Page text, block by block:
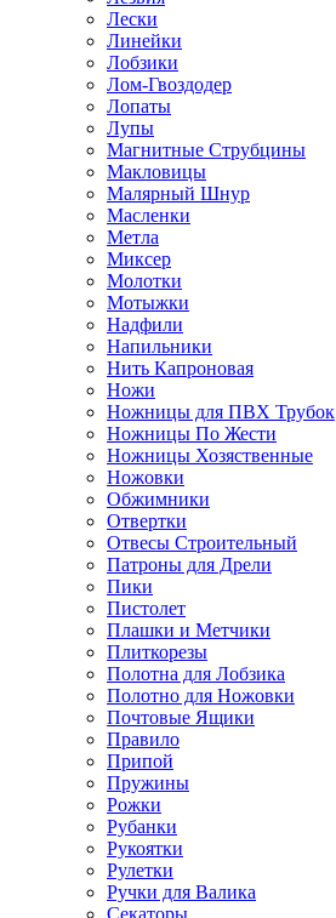
Лески
Линейки
Лобзики
Лом-Гвоздодер
Лопаты
Лупы
Магнитные Струбцины
Макловицы
Малярный Шнур
Масленки
Метла
Миксер
Молотки
Мотыжки
Надфили
Напильники
Нить Капроновая
Ножи
Ножницы для ПВХ Трубок
Ножницы По Жести
Ножницы Хозяственные
Ножовки
Обжимники
Отвертки
Отвесы Строительный
Патроны для Дрели
Пики
Пистолет
Плашки и Метчики
Плиткорезы
Полотна для Лобзика
Полотно для Ножовки
Почтовые Ящики
Правило
Припой
Пружины
Рожки
Рубанки
Рукоятки
Рулетки
Ручки для Валика
Секаторы